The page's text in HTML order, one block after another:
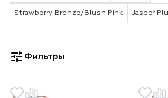
Strawberry Bronze/Blush Pink Jasper
Фильтры